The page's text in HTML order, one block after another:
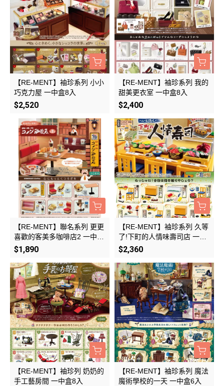
【RE-MENT】袖珍系列 小小
巧克力屋 一中盒8入
$2,520
【RE-MENT】袖珍系列 我的
甜美更衣室 一中盒8入
$2,400
【RE-MENT】聯名系列 更更
喜歡的客美多咖啡店2 一中盒
6入
$1,890
【RE-MENT】袖珍系列 久等
了!下町的人情味壽司店 一中
盒8入
$2,360
【RE-MENT】袖珍列 奶奶的
手工藝房間 一中盒8入
【RE-MENT】袖珍系列 魔法
魔術學校的一天 一中盒6入